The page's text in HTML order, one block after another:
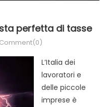
perfetta di tasse
Comment(0)
L’Italia dei
lavoratori e
delle piccole
imprese è